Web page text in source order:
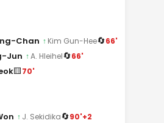
Chan ↑ Kim Gun-Hee🔄66'
Jun ↑A. Hleihel🔄66'
🟨70'
↑ J. Sekidika🔄90'+2